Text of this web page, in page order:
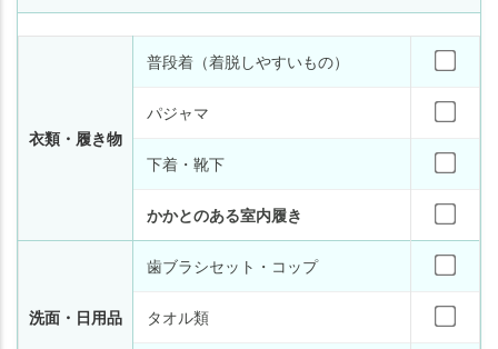
衣類・履き物
普段着（着脱しやすいもの）
パジャマ
下着・靴下
かかとのある室内履き
洗面・日用品
歯ブラシセット・コップ
タオル類